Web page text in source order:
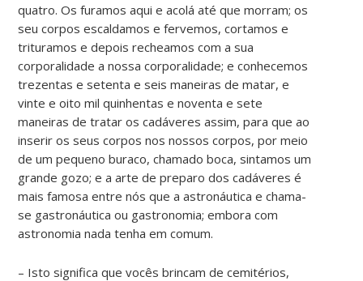
quatro. Os furamos aqui e acolá até que morram; os
seu corpos escaldamos e fervemos, cortamos e
trituramos e depois recheamos com a sua
corporalidade a nossa corporalidade; e conhecemos
trezentas e setenta e seis maneiras de matar, e
vinte e oito mil quinhentas e noventa e sete
maneiras de tratar os cadáveres assim, para que ao
inserir os seus corpos nos nossos corpos, por meio
de um pequeno buraco, chamado boca, sintamos um
grande gozo; e a arte de preparo dos cadáveres é
mais famosa entre nós que a astronáutica e chama-
se gastronáutica ou gastronomia; embora com
astronomia nada tenha em comum.
– Isto significa que vocês brincam de cemitérios,